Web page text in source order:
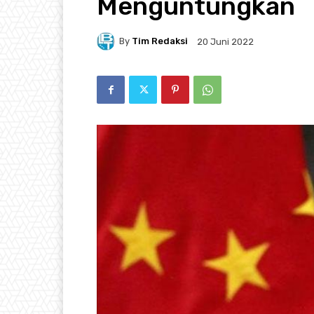
By Tim Redaksi 20 Juni 2022